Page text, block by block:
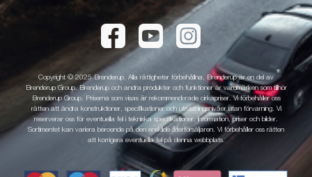
Copyright © 2025 Brenderup. Alla rättigheter förbehållna. Brenderup är en del av
Brenderup Group. Brenderup och andra produkter och funktioner är varumärken som tillhör
Brenderup Group. Priserna som visas är rekommenderade cirkapriser. Vi förbehåller oss
rätten att ändra konstruktioner, specifikationer och utrustningsnivåer utan förvarning. Vi
reserverar oss för eventuella fel i tekniska specifikationer, information, priser och bilder.
Sortimentet kan variera beroende på den enskilde återförsäljaren. Vi förbehåller oss rätten
att korrigera eventuella fel på denna webbplats.